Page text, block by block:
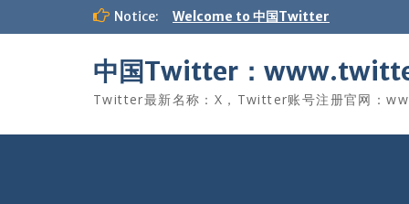
Notice: Welcome to 中国Twitter
中国Twitter：
Twitter最新名称：X，Twitter账号注册官网：